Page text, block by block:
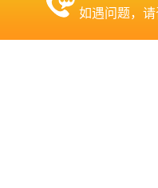
如遇问题，请